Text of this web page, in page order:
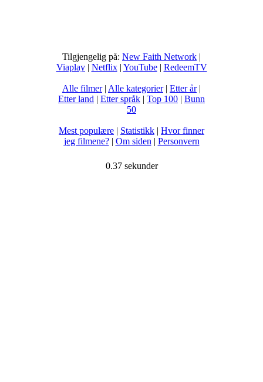
Tilgjengelig på: New Faith Network |
Viaplay| Netflix| YouTube| RedeemTV
Alle filmer| Alle kategorier| Etter år|
Etter land | Etter språk | Top 100 | Bunn
50
Mest populære | Statistikk | Hvor finner
jeg filmene?| Om siden | Personvern
0.37 sekunder